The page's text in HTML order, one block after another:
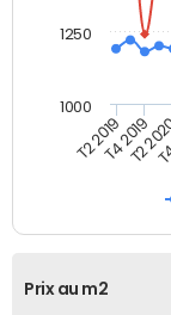
T2 2019T4 2019
T2
1000
1250
Prix au m2